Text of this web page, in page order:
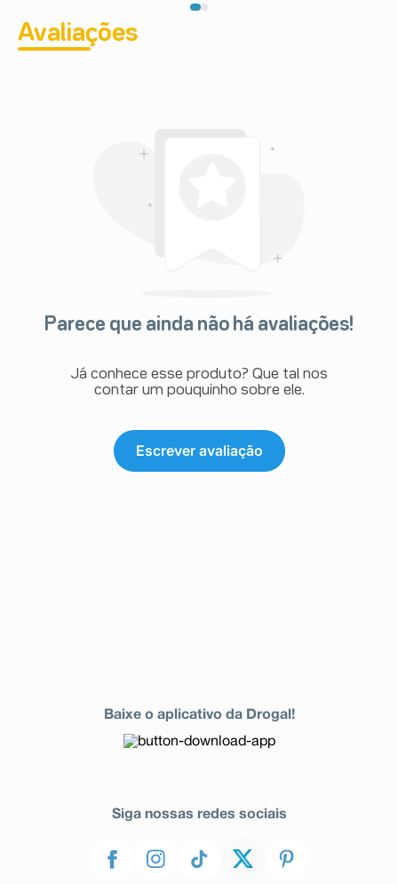
Avaliações
Parece que ainda não há avaliações!
Já conhece esse produto? Que tal nos
contar um pouquinho sobre ele.
Escrever avaliação
Baixe o aplicativo da Drogal!
Siga nossas redes sociais